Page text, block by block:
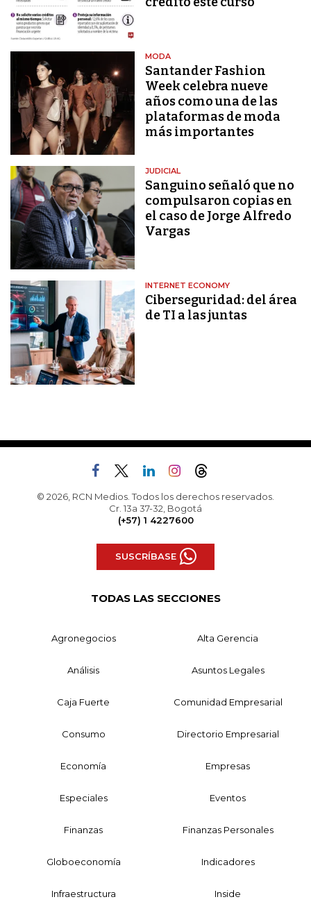
MODA
Santander Fashion
Week celebra nueve
años como una de las
plataformas de moda
más importantes
JUDICIAL
Sanguino señaló que no
compulsaron copias en
el caso de Jorge Alfredo
Vargas
INTERNET ECONOMY
Ciberseguridad: del área
de TI a las juntas
© 2026, RCN Medios. Todos los derechos reservados.
Cr. 13a 37-32, Bogotá
(+57) 1 4227600
SUSCRÍBASE
TODAS LAS SECCIONES
Agronegocios Alta Gerencia
Análisis Asuntos Legales
Caja Fuerte Comunidad Empresarial
Consumo Directorio Empresarial
Economía Empresas
Especiales Eventos
Finanzas Finanzas Personales
Globoeconomía Indicadores
Infraestructura Inside